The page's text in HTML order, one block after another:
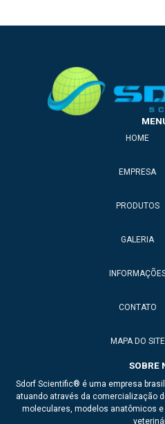
HOME
EMPRESA
PRODUTOS
GALERIA
CONTATO
MAPA DO SITE
SOBRE
Sdorf Scientific® é uma empresa
atuando através da comercialização
moleculares, modelos anatômicos